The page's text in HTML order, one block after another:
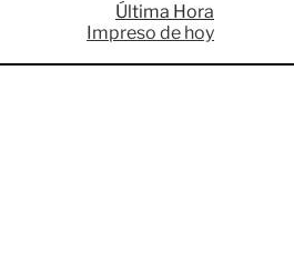
c
i
a
Última Hora
Impreso de hoy